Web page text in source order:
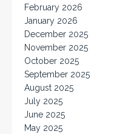
February 2026
January 2026
December 2025
November 2025
October 2025
September 2025
August 2025
July 2025
June 2025
May 2025